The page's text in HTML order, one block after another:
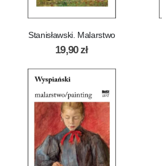
Stanisławski. Malarstwo
19,90zł